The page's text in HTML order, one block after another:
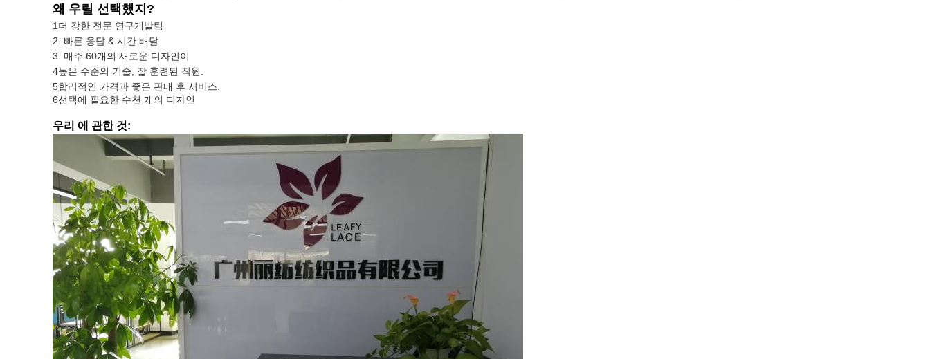
왜 우릴 선택했지?
1더 강한 전문 연구개발팀
2. 빠른 응답 & 시간 배달
3. 매주 60개의 새로운 디자인이
4높은 수준의 기술, 잘 훈련된 직원.
5합리적인 가격과 좋은 판매 후 서비스.
6선택에 필요한 수천 개의 디자인
우리 에 관한 것: